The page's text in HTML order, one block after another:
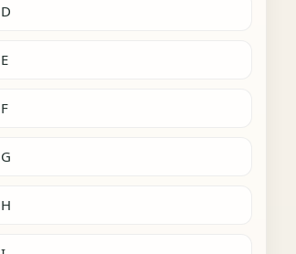
D
E
F
G
H